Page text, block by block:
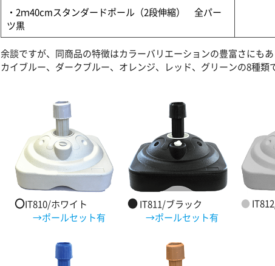
・2ｍ40cmスタンダードポール（2段伸縮） 全パー
ツ黒
余談ですが、同商品の特徴はカラーバリエーションの豊富さにも
カイブルー、ダークブルー、オレンジ、レッド、グリーンの8種類
〇IT810/ホワイト
→ポールセット有
●IT811/ブラック
→ポールセット有
●